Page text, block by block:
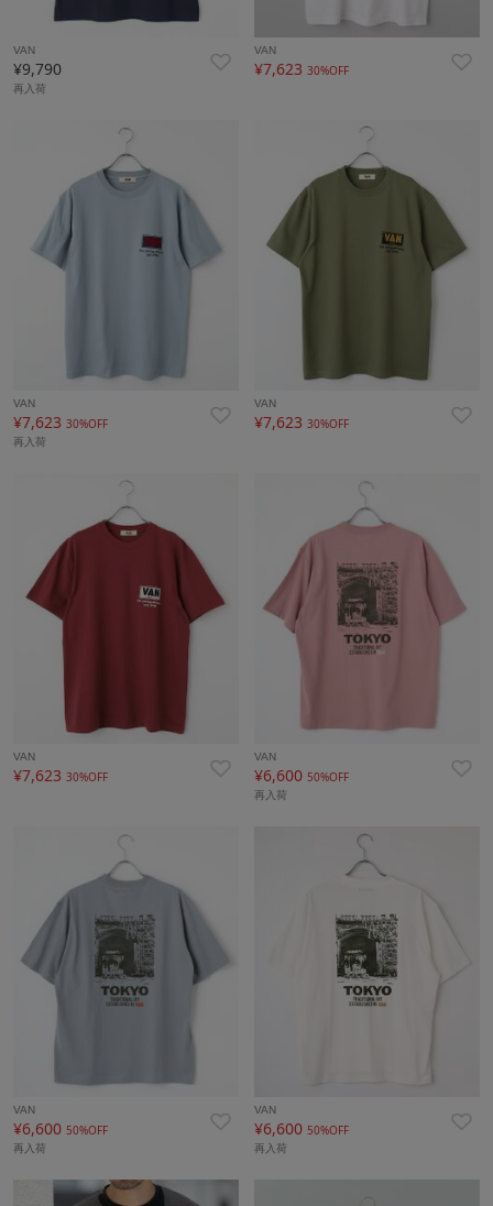
VAN
¥9,790
再入荷
VAN
¥7,62330%OFF
VAN
¥7,623 30%OFF
再入荷
VAN
¥7,62330%OFF
VAN
¥7,623 30%OFF
VAN
¥6,600 50%OFF
再入荷
VAN
¥6,600 50%OFF
再入荷
VAN
¥6,600 50%OFF
再入荷